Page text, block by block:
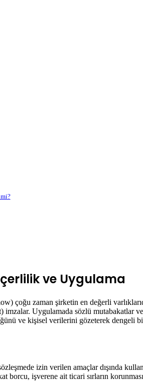
ve Uygulama
zaman şirketin en değerli
Uygulamada sözlü mutabakatlar
ve kişisel verilerini gözeterek dengeli
izin verilen amaçlar dışında
işverene ait ticari sırların